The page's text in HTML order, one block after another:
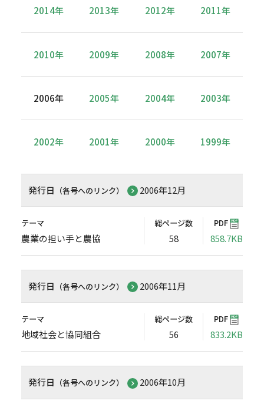
2014年 2013年 2012年 2011年
2010年 2009年 2008年 2007年
2006年 2005年 2004年 2003年
2002年 2001年 2000年 1999年
発行日 （各号へのリンク） 2006年12月
テーマ
農業の担い手と農協
総ページ数
58
PDF
858.7KB
発行日 （各号へのリンク） 2006年11月
テーマ
地域社会と協同組合
総ページ数
56
PDF
833.2KB
発行日 （各号へのリンク） 2006年10月